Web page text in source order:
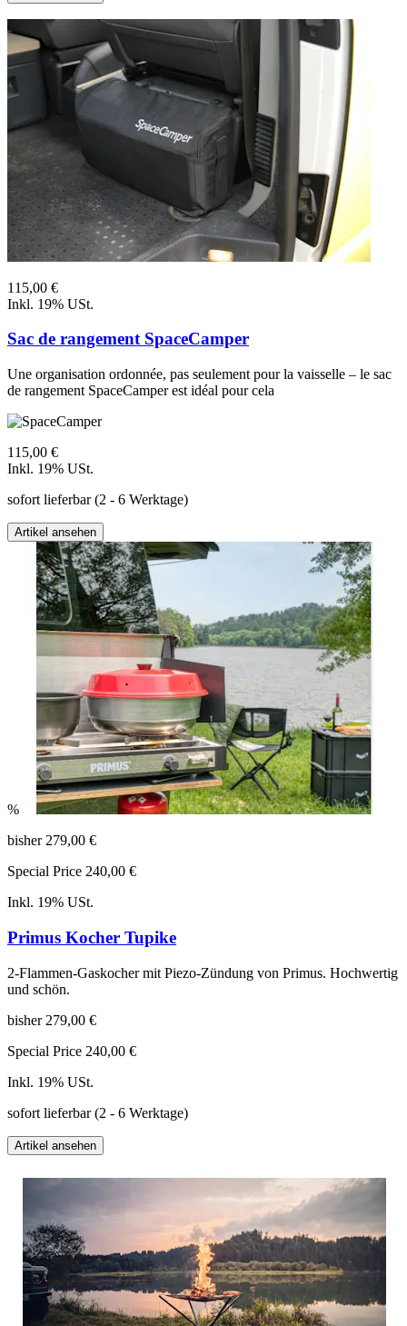
115,00 €
Inkl. 19% USt.
Sac de rangement SpaceCamper
Une organisation ordonnée, pas seulement pour la vaisselle – le sac
de rangement SpaceCamper est idéal pour cela
115,00 €
Inkl. 19% USt.
sofort lieferbar(2 - 6 Werktage)
Artikel ansehen
%
bisher 279,00 €
Special Price 240,00 €
Inkl. 19% USt.
Primus Kocher Tupike
2-Flammen-Gaskocher mit Piezo-Zündung von Primus. Hochwertig
und schön.
bisher 279,00 €
Special Price 240,00 €
Inkl. 19% USt.
sofort lieferbar(2 - 6 Werktage)
Artikel ansehen